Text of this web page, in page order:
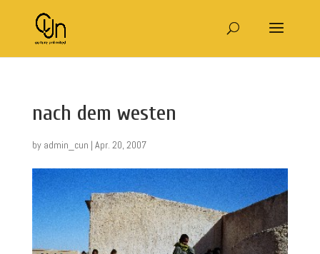
nach dem westen
by admin_cun | Apr. 20, 2007